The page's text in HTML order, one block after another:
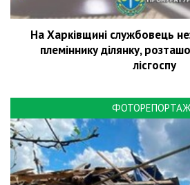
На Харківщині службовець
племіннику ділянку,
лісгоспу